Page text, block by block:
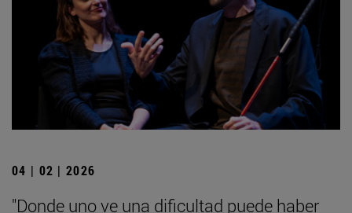
04 | 02 | 2026
"Donde uno ve una dificultad puede haber